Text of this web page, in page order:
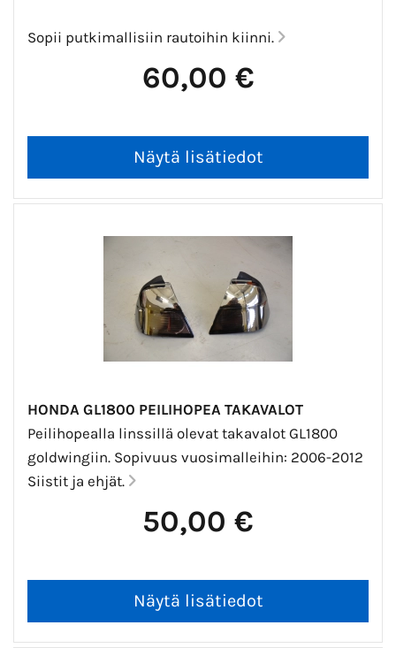
Sopii putkimallisiin rautoihin kiinni.
60,00 €
HONDA GL1800 PEILIHOPEA TAKAVALOT
Peilihopealla linssillä olevat takavalot GL1800
goldwingiin. Sopivuus vuosimalleihin: 2006-2012
Siistit ja ehjät.
50,00 €